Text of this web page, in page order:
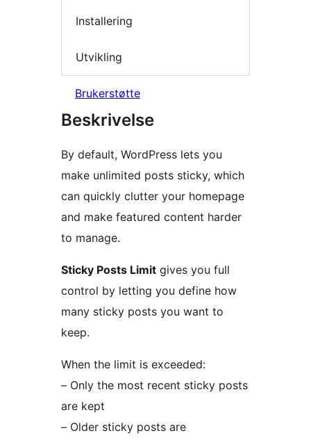
Installering
Utvikling
Brukerstøtte
Beskrivelse
By default, WordPress lets you
make unlimited posts sticky, which
can quickly clutter your homepage
and make featured content harder
to manage.
Sticky Posts Limit gives you full
control by letting you define how
many sticky posts you want to
keep.
When the limit is exceeded:
– Only the most recent sticky posts
are kept
– Older sticky posts are